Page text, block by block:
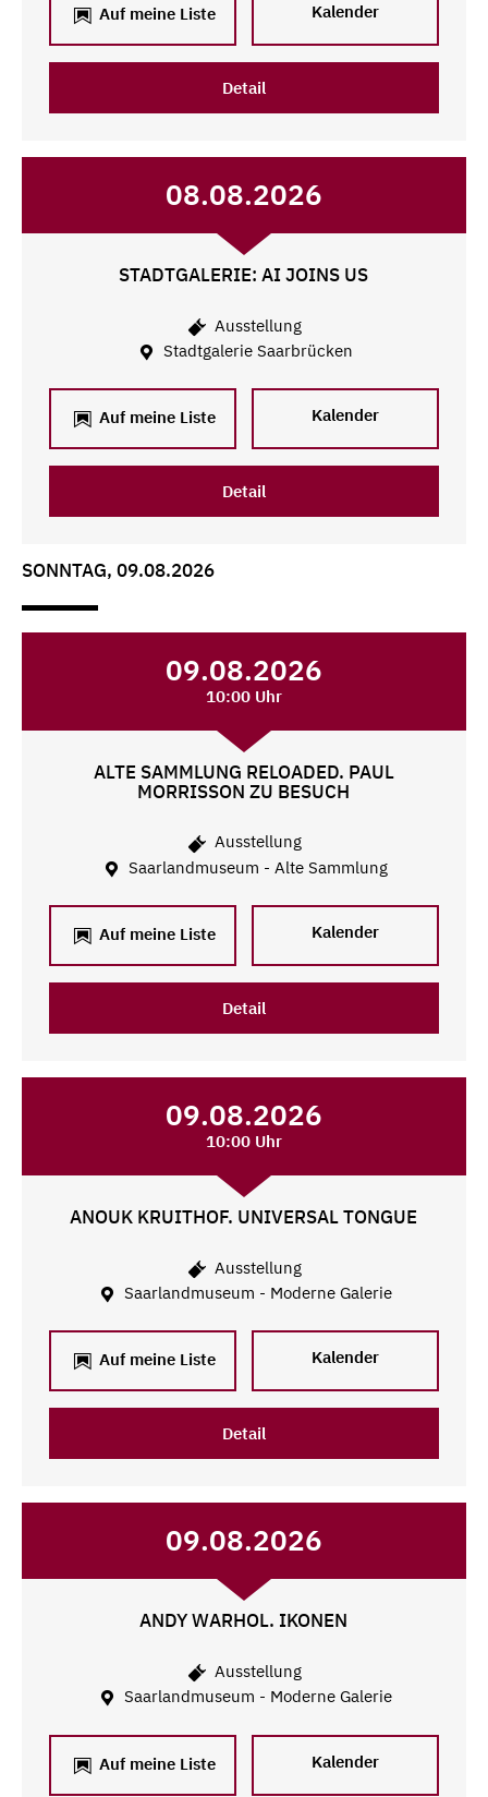
Auf meine Liste Kalender
Detail
08.08.2026
STADTGALERIE: AI JOINS US
Ausstellung
Stadtgalerie Saarbrücken
Auf meine Liste Kalender
Detail
SONNTAG, 09.08.2026
09.08.2026
10:00 Uhr
ALTE SAMMLUNG RELOADED. PAUL
MORRISSON ZU BESUCH
Ausstellung
Saarlandmuseum - Alte Sammlung
Auf meine Liste Kalender
Detail
09.08.2026
10:00 Uhr
ANOUK KRUITHOF. UNIVERSAL TONGUE
Ausstellung
Saarlandmuseum - Moderne Galerie
Auf meine Liste Kalender
Detail
09.08.2026
ANDY WARHOL. IKONEN
Ausstellung
Saarlandmuseum - Moderne Galerie
Auf meine Liste Kalender